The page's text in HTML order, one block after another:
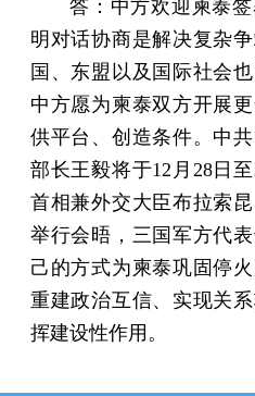
答：中方欢迎柬泰
明对话协商是解决复杂
国、东盟以及国际社会
中方愿为柬泰双方开展
供平台、创造条件。中
部长王毅将于12月28日
首相兼外交大臣布拉索
举行会晤，三国军方代
己的方式为柬泰巩固停
重建政治互信、实现关
挥建设性作用。